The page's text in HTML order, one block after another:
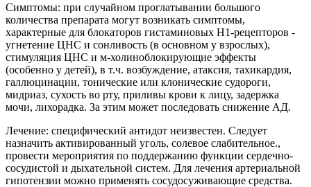
Симптомы: при случайном проглатывании большого
количества препарата могут возникать симптомы,
характерные для блокаторов гистаминовых H1-рецепторов -
угнетение ЦНС и сонливость (в основном у взрослых),
стимуляция ЦНС и м-холиноблокирующие эффекты
(особенно у детей), в т.ч. возбуждение, атаксия, тахикардия,
галлюцинации, тонические или клонические судороги,
мидриаз, сухость во рту, приливы крови к лицу, задержка
мочи, лихорадка. За этим может последовать снижение АД.
Лечение: специфический антидот неизвестен. Следует
назначить активированный уголь, солевое слабительное.,
провести мероприятия по поддержанию функции сердечно-
сосудистой и дыхательной систем. Для лечения артериальной
гипотензии можно применять сосудосуживающие средства.